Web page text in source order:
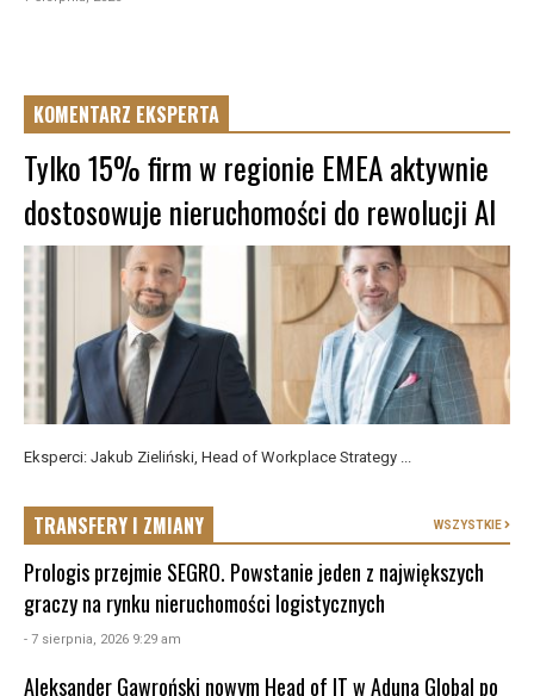
KOMENTARZ EKSPERTA
Tylko 15% firm w regionie EMEA aktywnie
dostosowuje nieruchomości do rewolucji AI
Eksperci: Jakub Zieliński, Head of Workplace Strategy ...
TRANSFERY I ZMIANY WSZYSTKIE
Prologis przejmie SEGRO. Powstanie jeden z największych
graczy na rynku nieruchomości logistycznych
- 7 sierpnia, 2026 9:29 am
Aleksander Gawroński nowym Head of IT w Aduna Global po